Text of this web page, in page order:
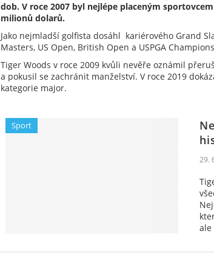
dob. V roce 2007 byl nejlépe placeným
milionů dolarů.
Jako nejmladší golfista dosáhl kariérového Grand
Masters, US Open, British Open a USPGA
Tiger Woods v roce 2009 kvůli nevěře oznámil
a pokusil se zachránit manželství. V roce 2019
kategorie major.
Sport
29.
ale